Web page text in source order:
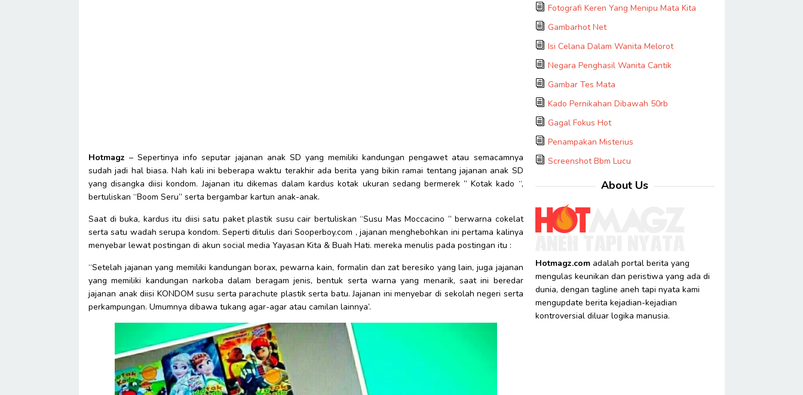
Hotmagz – Sepertinya info seputar jajanan anak SD yang memiliki kandungan pengawet atau semacamnya
sudah jadi hal biasa. Nah kali ini beberapa waktu terakhir ada berita yang bikin ramai tentang jajanan anak SD
yang disangka diisi kondom. Jajanan itu dikemas dalam kardus kotak ukuran sedang bermerek ” Kotak kado “,
bertuliskan “Boom Seru” serta bergambar kartun anak-anak.
Saat di buka, kardus itu diisi satu paket plastik susu cair bertuliskan “Susu Mas Moccacino ” berwarna cokelat
serta satu wadah serupa kondom. Seperti ditulis dari Sooperboy.com , jajanan menghebohkan ini pertama kalinya
menyebar lewat postingan di akun social media Yayasan Kita & Buah Hati. mereka menulis pada postingan itu :
“Setelah jajanan yang memiliki kandungan borax, pewarna kain, formalin dan zat beresiko yang lain, juga jajanan
yang memiliki kandungan narkoba dalam beragam jenis, bentuk serta warna yang menarik, saat ini beredar
jajanan anak diisi KONDOM susu serta parachute plastik serta batu. Jajanan ini menyebar di sekolah negeri serta
perkampungan. Umumnya dibawa tukang agar-agar atau camilan lainnya’.
Fotografi Keren Yang Menipu Mata Kita
Gambarhot Net
Isi Celana Dalam Wanita Melorot
Negara Penghasil Wanita Cantik
Gambar Tes Mata
Kado Pernikahan Dibawah 50rb
Gagal Fokus Hot
Penampakan Misterius
Screenshot Bbm Lucu
About Us
Hotmagz.comadalah portal berita yang
mengulas keunikan dan peristiwa yang ada di
dunia, dengan tagline aneh tapi nyata kami
mengupdate berita kejadian-kejadian
kontroversial diluar logika manusia.